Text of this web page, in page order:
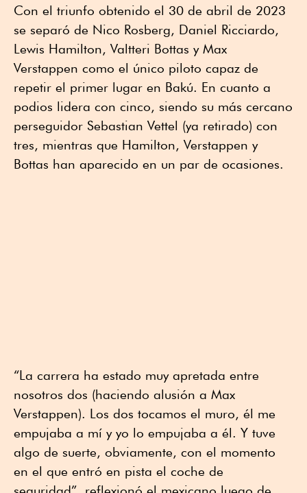
Con el triunfo obtenido el 30 de abril de 2023
se separó de Nico Rosberg, Daniel Ricciardo,
Lewis Hamilton, Valtteri Bottas y Max
Verstappen como el único piloto capaz de
repetir el primer lugar en Bakú. En cuanto a
podios lidera con cinco, siendo su más cercano
perseguidor Sebastian Vettel (ya retirado) con
tres, mientras que Hamilton, Verstappen y
Bottas han aparecido en un par de ocasiones.
“La carrera ha estado muy apretada entre
nosotros dos (haciendo alusión a Max
Verstappen). Los dos tocamos el muro, él me
empujaba a mí y yo lo empujaba a él. Y tuve
algo de suerte, obviamente, con el momento
en el que entró en pista el coche de